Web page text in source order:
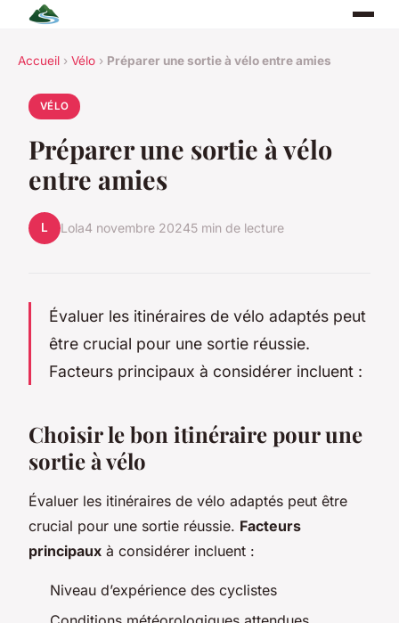
Accueil › Vélo › Préparer une sortie à vélo entre amies
VÉLO
Préparer une sortie à vélo
entre amies
L Lola4 novembre 20245 min de lecture
Évaluer les itinéraires de vélo adaptés peut
être crucial pour une sortie réussie.
Facteurs principaux à considérer incluent :
Choisir le bon itinéraire pour une
sortie à vélo
Évaluer les itinéraires de vélo adaptés peut être
crucial pour une sortie réussie. Facteurs
principaux à considérer incluent :
Niveau d’expérience des cyclistes